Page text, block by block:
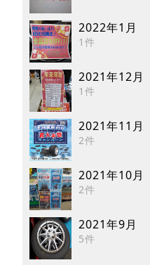
2022年1月
1件
2021年12月
1件
2021年11月
2件
2021年10月
2件
2021年9月
5件